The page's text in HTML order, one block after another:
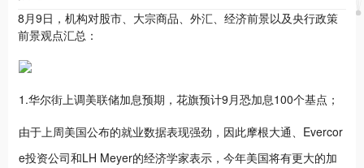
8月9日，机构对股市、大宗商品、外汇、经济前景以及央行政策
前景观点汇总：
1.华尔街上调美联储加息预期，花旗预计9月恐加息100个基点；
由于上周美国公布的就业数据表现强劲，因此摩根大通、Evercor
e投资公司和LH Meyer的经济学家表示，今年美国将有更大的加